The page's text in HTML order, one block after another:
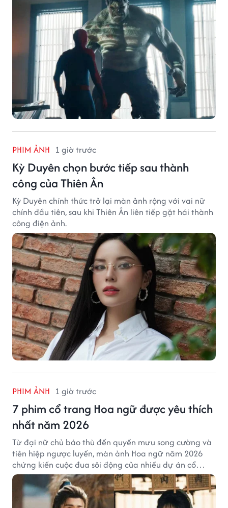
PHIM ẢNH 1 giờ trước
Kỳ Duyên chọn bước tiếp sau thành
công của Thiên Ân
Kỳ Duyên chính thức trở lại màn ảnh rộng với vai nữ
chính đầu tiên, sau khi Thiên Ân liên tiếp gặt hái thành
công điện ảnh.
PHIM ẢNH 1 giờ trước
7 phim cổ trang Hoa ngữ được yêu thích
nhất năm 2026
Từ đại nữ chủ báo thù đến quyền mưu song cường và
tiên hiệp ngược luyến, màn ảnh Hoa ngữ năm 2026
chứng kiến cuộc đua sôi động của nhiều dự án cổ
trang có độ thảo luận cao.